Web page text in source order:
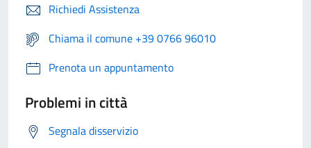
Richiedi Assistenza
Chiama il comune +39 0766 96010
Prenota un appuntamento
Problemi in città
Segnala disservizio